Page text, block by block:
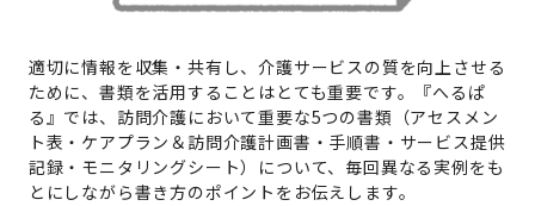
適切に情報を収集・共有し、介護サービスの質を向上させる
ために、書類を活用することはとても重要です。『へるぱ
る』では、訪問介護において重要な5つの書類（アセスメン
ト表・ケアプラン＆訪問介護計画書・手順書・サービス提供
記録・モニタリングシート）について、毎回異なる実例をも
とにしながら書き方のポイントをお伝えします。